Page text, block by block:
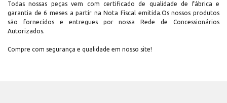
Todas nossas peças vem com certificado de qualidade de fábrica e
garantia de 6 meses a partir na Nota Fiscal emitida.Os nossos produtos
são fornecidos e entregues por nossa Rede de Concessionários
Autorizados.
Compre com segurança e qualidade em nosso site!